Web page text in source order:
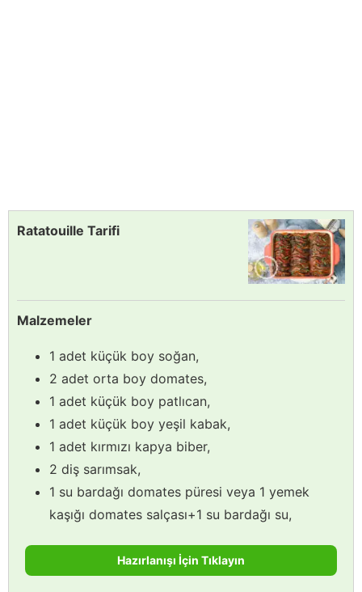
Ratatouille Tarifi
Malzemeler
1 adet küçük boy soğan,
2 adet orta boy domates,
1 adet küçük boy patlıcan,
1 adet küçük boy yeşil kabak,
1 adet kırmızı kapya biber,
2 diş sarımsak,
1 su bardağı domates püresi veya 1 yemek
kaşığı domates salçası+1 su bardağı su,
Hazırlanışı İçin Tıklayın